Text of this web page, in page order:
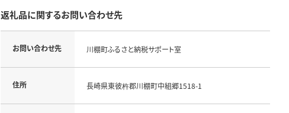
返礼品に関するお問い合わせ先
お問い合わせ先 川棚町ふるさと納税サポート室
住所 長崎県東彼杵郡川棚町中組郷1518-1